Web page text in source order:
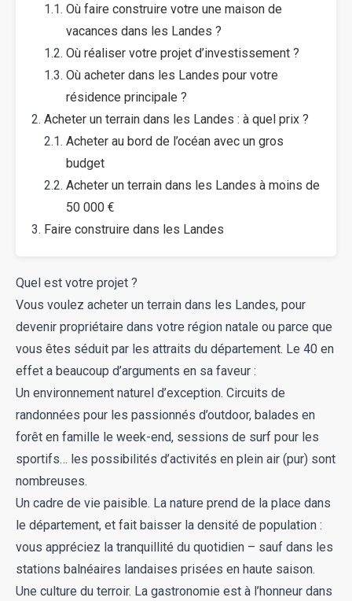
Où faire construire votre une maison de
vacances dans les Landes ?
Où réaliser votre projet d’investissement ?
Où acheter dans les Landes pour votre
résidence principale ?
Acheter un terrain dans les Landes : à quel prix ?
Acheter au bord de l’océan avec un gros
budget
Acheter un terrain dans les Landes à moins de
50 000 €
Faire construire dans les Landes
Quel est votre projet ?
Vous voulez acheter un terrain dans les Landes, pour
devenir propriétaire dans votre région natale ou parce que
vous êtes séduit par les attraits du département. Le 40 en
effet a beaucoup d’arguments en sa faveur :
Un environnement naturel d’exception. Circuits de
randonnées pour les passionnés d’outdoor, balades en
forêt en famille le week-end, sessions de surf pour les
sportifs… les possibilités d’activités en plein air (pur) sont
nombreuses.
Un cadre de vie paisible. La nature prend de la place dans
le département, et fait baisser la densité de population :
vous appréciez la tranquillité du quotidien – sauf dans les
stations balnéaires landaises prisées en haute saison.
Une culture du terroir. La gastronomie est à l’honneur dans